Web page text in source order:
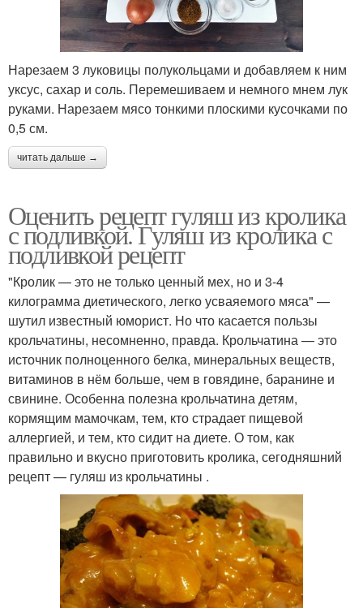
Нарезаем 3 луковицы полукольцами и добавляем к ним
уксус, сахар и соль. Перемешиваем и немного мнем лук
руками. Нарезаем мясо тонкими плоскими кусочками по
0,5 см.
читать дальше →
Оценить рецепт гуляш из кролика
с подливкой. Гуляш из кролика с
подливкой рецепт
"Кролик — это не только ценный мех, но и 3-4
килограмма диетического, легко усваяемого мяса" —
шутил известный юморист. Но что касается пользы
крольчатины, несомненно, правда. Крольчатина — это
источник полноценного белка, минеральных веществ,
витаминов в нём больше, чем в говядине, баранине и
свинине. Особенна полезна крольчатина детям,
кормящим мамочкам, тем, кто страдает пищевой
аллергией, и тем, кто сидит на диете. О том, как
правильно и вкусно приготовить кролика, сегодняшний
рецепт — гуляш из крольчатины .